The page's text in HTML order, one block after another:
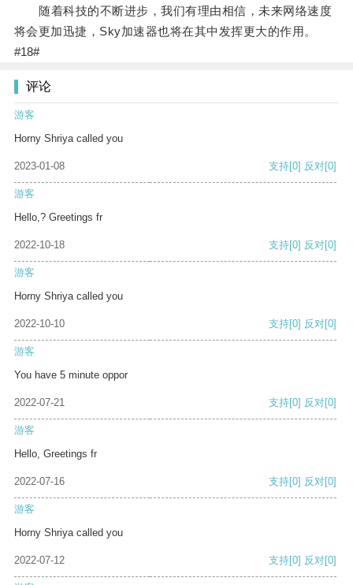
随着科技的不断进步，我们有理由相信，未来网络速度
将会更加迅捷，Sky加速器也将在其中发挥更大的作用。
#18#
评论
游客
Horny Shriya called you
2023-01-08 支持[0] 反对[0]
游客
Hello,? Greetings fr
2022-10-18 支持[0] 反对[0]
游客
Horny Shriya called you
2022-10-10 支持[0] 反对[0]
游客
You have 5 minute oppor
2022-07-21 支持[0] 反对[0]
游客
Hello, Greetings fr
2022-07-16 支持[0] 反对[0]
游客
Horny Shriya called you
2022-07-12 支持[0] 反对[0]